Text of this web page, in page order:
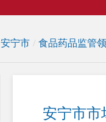
安宁市 / 食品药品监管
安宁市市